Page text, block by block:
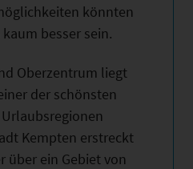
könnten
besser sein.
Oberzentrum liegt
der schönsten
Kempten erstreckt
über ein Gebiet von